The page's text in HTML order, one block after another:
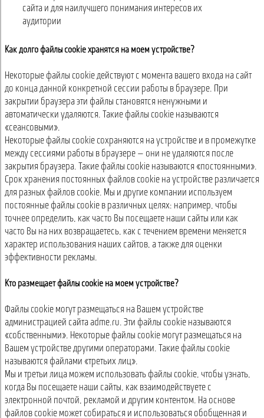
сайта и для наилучшего понимания интересов их
аудитории
Как долго файлы cookie хранятся на моем устройстве?
Некоторые файлы cookie действуют с момента вашего входа на сайт
до конца данной конкретной сессии работы в браузере. При
закрытии браузера эти файлы становятся ненужными и
автоматически удаляются. Такие файлы cookie называются
«сеансовыми».
Некоторые файлы cookie сохраняются на устройстве и в промежутке
между сессиями работы в браузере — они не удаляются после
закрытия браузера. Такие файлы cookie называются «постоянными».
Срок хранения постоянных файлов cookie на устройстве различается
для разных файлов cookie. Мы и другие компании используем
постоянные файлы cookie в различных целях: например, чтобы
точнее определить, как часто Вы посещаете наши сайты или как
часто Вы на них возвращаетесь, как с течением времени меняется
характер использования наших сайтов, а также для оценки
эффективности рекламы.
Кто размещает файлы cookie на моем устройстве?
Файлы cookie могут размещаться на Вашем устройстве
администрацией сайта adme.ru. Эти файлы cookie называются
«собственными». Некоторые файлы cookie могут размещаться на
Вашем устройстве другими операторами. Такие файлы cookie
называются файлами «третьих лиц».
Мы и третьи лица можем использовать файлы cookie, чтобы узнать,
когда Вы посещаете наши сайты, как взаимодействуете с
электронной почтой, рекламой и другим контентом. На основе
файлов cookie может собираться и использоваться обобщенная и